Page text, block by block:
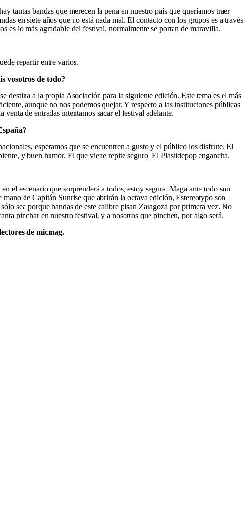
tantas bandas que merecen la pena en nuestro país que queríamos traer
en siete años que no está nada mal. El contacto con los grupos es a través
es lo más agradable del festival, normalmente se portan de maravilla.
repartir entre varios.
vosotros de todo?
destina a la propia Asociación para la siguiente edición. Este tema es el más
aunque no nos podemos quejar. Y respecto a las instituciones públicas
de entradas intentamos sacar el festival adelante.
esperamos que se encuentren a gusto y el público los disfrute. El
y buen humor. El que viene repite seguro. El Plastidepop engancha.
el escenario que sorprenderá a todos, estoy segura. Maga ante todo son
de Capitán Sunrise que abrirán la octava edición, Estereotypo son
sea porque bandas de este calibre pisan Zaragoza por primera vez. No
pinchar en nuestro festival, y a nosotros que pinchen, por algo será.
de micmag.